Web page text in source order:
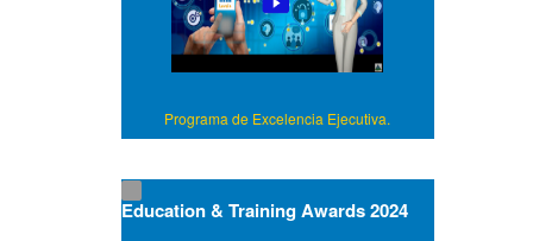
Programa de Excelencia Ejecutiva.
Education & Training Awards 2024